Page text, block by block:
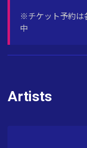
※チケット予約は
中
Artists